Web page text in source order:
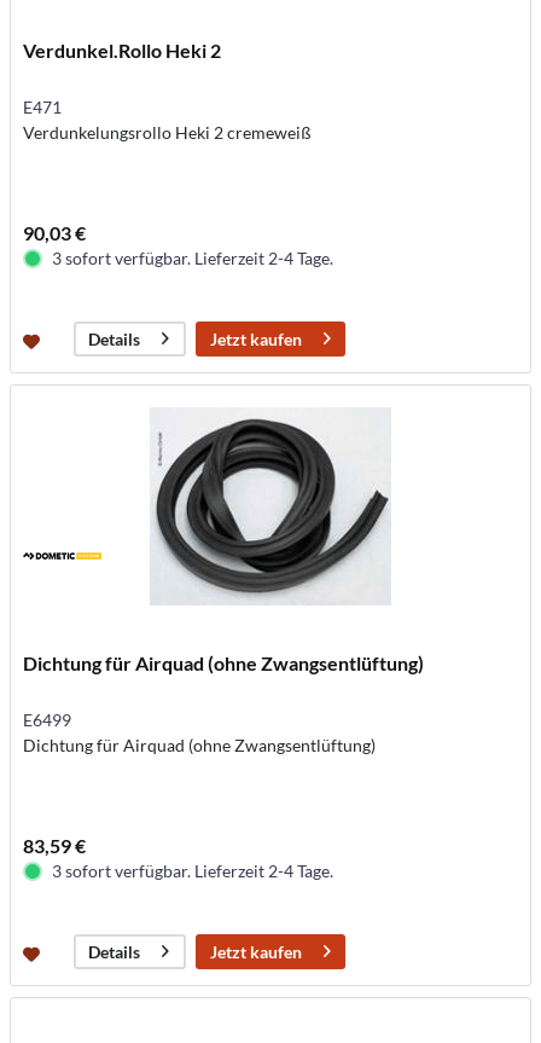
Verdunkel.Rollo Heki 2
E471
Verdunkelungsrollo Heki 2 cremeweiß
90,03 €
3 sofort verfügbar. Lieferzeit 2-4 Tage.
Details Jetzt kaufen
Dichtung für Airquad (ohne Zwangsentlüftung)
E6499
Dichtung für Airquad (ohne Zwangsentlüftung)
83,59 €
3 sofort verfügbar. Lieferzeit 2-4 Tage.
Details Jetzt kaufen